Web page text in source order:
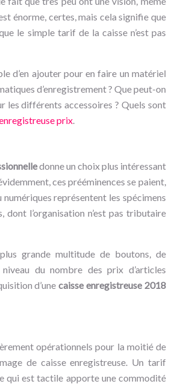
énorme, certes, mais cela signifie que
le simple tarif de la caisse n’est pas
d’en ajouter pour en faire un matériel
d’enregistrement ? Que peut-on
différents accessoires ? Quels sont
prix.
donne un choix plus intéressant
ces prééminences se paient,
représentent les spécimens
dont l’organisation n’est pas tributaire
grande multitude de boutons, de
du nombre des prix d’articles
d’unecaisse enregistreuse 2018
opérationnels pour la moitié de
de caisse enregistreuse. Un tarif
qui est tactile apporte une commodité